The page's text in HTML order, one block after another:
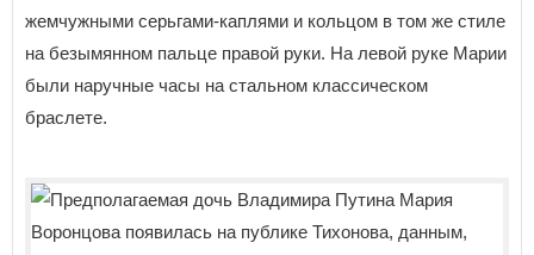
жемчужными серьгами-каплями и кольцом в том же стиле
на безымянном пальце правой руки. На левой руке Марии
были наручные часы на стальном классическом
браслете.